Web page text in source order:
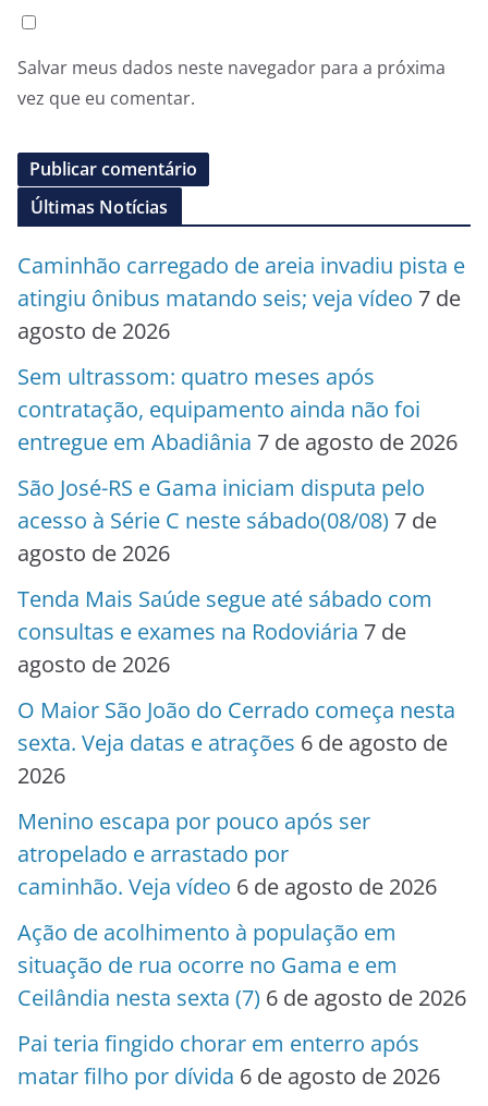
Salvar meus dados neste navegador para a próxima
vez que eu comentar.
Últimas Notícias
Caminhão carregado de areia invadiu pista e
atingiu ônibus matando seis; veja vídeo 7 de
agosto de 2026
Sem ultrassom: quatro meses após
contratação, equipamento ainda não foi
entregue em Abadiânia 7 de agosto de 2026
São José-RS e Gama iniciam disputa pelo
acesso à Série C neste sábado(08/08) 7 de
agosto de 2026
Tenda Mais Saúde segue até sábado com
consultas e exames na Rodoviária 7 de
agosto de 2026
O Maior São João do Cerrado começa nesta
sexta. Veja datas e atrações 6 de agosto de
2026
Menino escapa por pouco após ser
atropelado e arrastado por
caminhão. Veja vídeo 6 de agosto de 2026
Ação de acolhimento à população em
situação de rua ocorre no Gama e em
Ceilândia nesta sexta (7) 6 de agosto de 2026
Pai teria fingido chorar em enterro após
matar filho por dívida 6 de agosto de 2026